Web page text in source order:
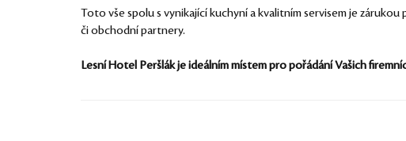
Toto vše spolu s vynikající kuchyní a kvalitním servisem je
či obchodní partnery.
Lesní Hotel Peršlák je ideálním místem pro pořádání Vašich